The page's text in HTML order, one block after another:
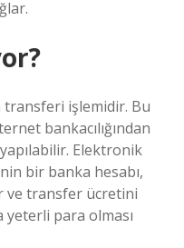
transferi işlemidir. Bu
bankacılığından
Elektronik
bir banka hesabı,
ve transfer ücretini
yeterli para olması